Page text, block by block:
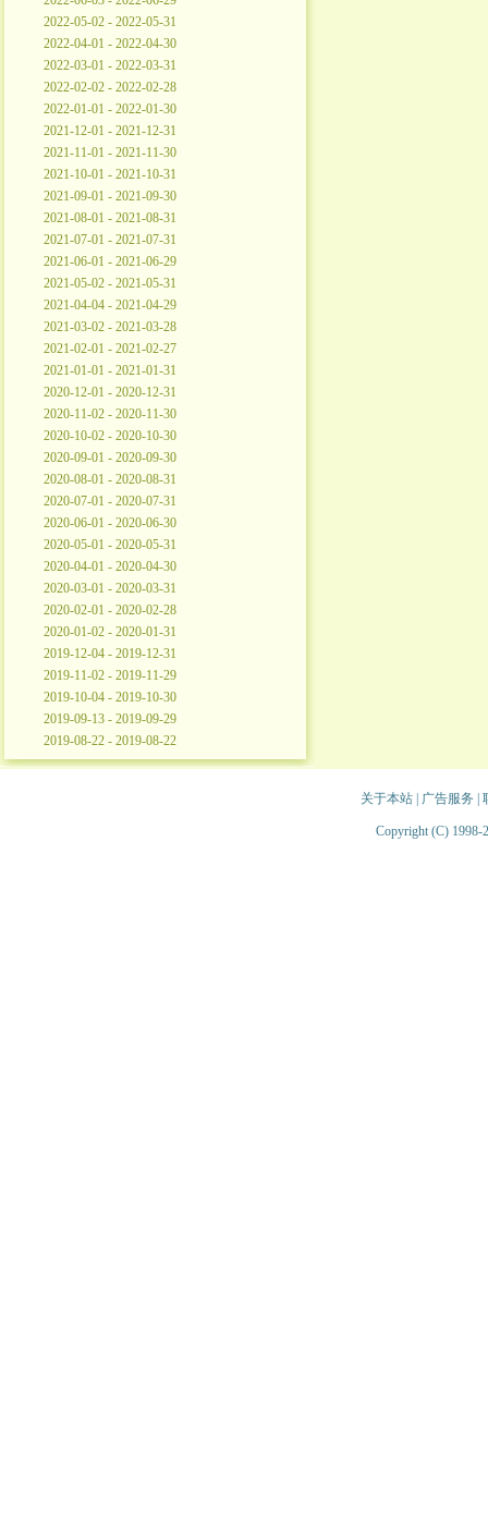
2022-05-02 - 2022-05-31
2022-04-01 - 2022-04-30
2022-03-01 - 2022-03-31
2022-02-02 - 2022-02-28
2022-01-01 - 2022-01-30
2021-12-01 - 2021-12-31
2021-11-01 - 2021-11-30
2021-10-01 - 2021-10-31
2021-09-01 - 2021-09-30
2021-08-01 - 2021-08-31
2021-07-01 - 2021-07-31
2021-06-01 - 2021-06-29
2021-05-02 - 2021-05-31
2021-04-04 - 2021-04-29
2021-03-02 - 2021-03-28
2021-02-01 - 2021-02-27
2021-01-01 - 2021-01-31
2020-12-01 - 2020-12-31
2020-11-02 - 2020-11-30
2020-10-02 - 2020-10-30
2020-09-01 - 2020-09-30
2020-08-01 - 2020-08-31
2020-07-01 - 2020-07-31
2020-06-01 - 2020-06-30
2020-05-01 - 2020-05-31
2020-04-01 - 2020-04-30
2020-03-01 - 2020-03-31
2020-02-01 - 2020-02-28
2020-01-02 - 2020-01-31
2019-12-04 - 2019-12-31
2019-11-02 - 2019-11-29
2019-10-04 - 2019-10-30
2019-09-13 - 2019-09-29
2019-08-22 - 2019-08-22
关于本站| 广告服务
Copyright (C) 1998-